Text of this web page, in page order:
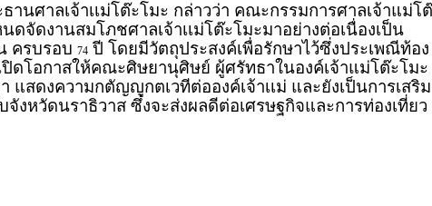
นศาลเจ้าเเม่โต๊ะโมะ กล่าวว่า คณะกรรมการศาลเจ้าแม่โ
ดจัดงานสมโภชศาลเจ้าเเม่โต๊ะโมะมาอย่างต่อเนื่องเป็น
ครบรอบ 74 ปี โดยมีวัตถุประสงค์เพื่อรักษาไว้ซึ่งประเพณีท้อง
ปิดโอกาสให้คณะศิษยานุศิษย์ ผู้ศรัทธาในองค์เจ้าแม่โต๊ะโมะ
แสดงความกตัญญูกตเวทีต่อองค์เจ้าเเม่ และยังเป็นการเสริม
งหวัดนราธิวาส ซึ่งจะส่งผลดีต่อเศรษฐกิจและการท่องเที่ยว